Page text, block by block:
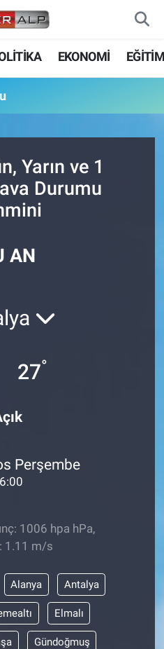
EKONOMİ
Yarın ve 1
Durumu
AN
27°
Perşembe
1006 hpa hPa,
1.11 m/s
Alanya Antalya
Elmalı
Gündoğmuş
ve Fikstür